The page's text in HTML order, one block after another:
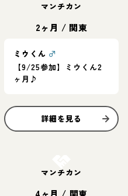
マンチカン
2ヶ月 / 関東
ミウくん ♂
【9/25参加】ミウくん2
ヶ月♪
詳細を見る
マンチカン
4ヶ月 / 関東